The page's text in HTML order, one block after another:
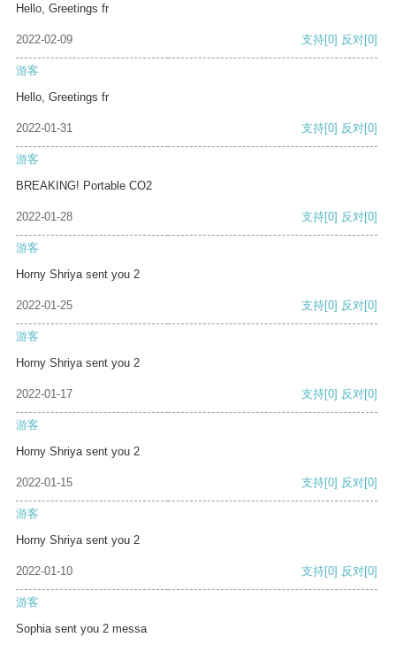
Hello, Greetings fr
2022-02-09 支持[0] 反对[0]
游客
Hello, Greetings fr
2022-01-31 支持[0] 反对[0]
游客
BREAKING! Portable CO2
2022-01-28 支持[0] 反对[0]
游客
Horny Shriya sent you 2
2022-01-25 支持[0] 反对[0]
游客
Horny Shriya sent you 2
2022-01-17 支持[0] 反对[0]
游客
Horny Shriya sent you 2
2022-01-15 支持[0] 反对[0]
游客
Horny Shriya sent you 2
2022-01-10 支持[0] 反对[0]
游客
Sophia sent you 2 messa